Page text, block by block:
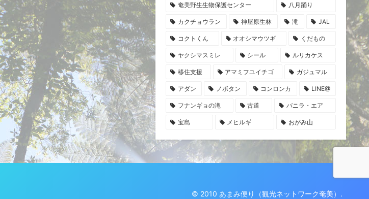
奄美野生生物保護センター 八月踊り
カクチョウラン 神屋原生林 滝 JAL
コクトくん オオシマウツギ くだもの
ヤクシマスミレ シール ルリカケス
移住支援 アマミフユイチゴ ガジュマル
アダン ノボタン コンロンカ LINE@
フナンギョの滝 古道 バニラ・エア
宝島 メヒルギ おがみ山
© 2010 あまみ便り（観光ネットワーク奄美）.